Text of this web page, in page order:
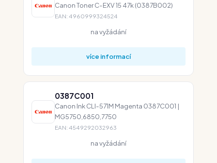
Canon Toner C-EXV 15 47k (0387B002)
EAN: 4960999324524
na vyžádání
více informací
0387C001
Canon Ink CLI-571M Magenta 0387C001 |
MG5750,6850,7750
EAN: 4549292032963
na vyžádání